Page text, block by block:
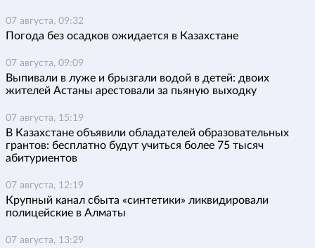
07 августа, 09:32
Погода без осадков ожидается в Казахстане
07 августа, 09:09
Выпивали в луже и брызгали водой в детей: двоих
жителей Астаны арестовали за пьяную выходку
07 августа, 15:19
В Казахстане объявили обладателей образовательных
грантов: бесплатно будут учиться более 75 тысяч
абитуриентов
07 августа, 12:19
Крупный канал сбыта «синтетики» ликвидировали
полицейские в Алматы
07 августа, 13:29